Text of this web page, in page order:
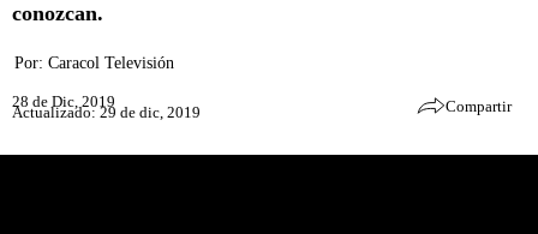
conozcan.
Por: Caracol Televisión
28 de Dic, 2019
Actualizado: 29 de dic, 2019 Compartir